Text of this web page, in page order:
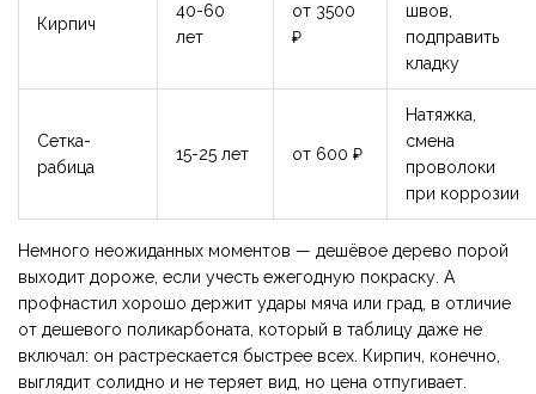
Кирпич
40-60
лет
от 3500
₽
швов,
подправить
кладку
Сетка-
рабица
15-25 лет от 600 ₽
Натяжка,
смена
проволоки
при коррозии
Немного неожиданных моментов — дешёвое дерево порой
выходит дороже, если учесть ежегодную покраску. А
профнастил хорошо держит удары мяча или град, в отличие
от дешевого поликарбоната, который в таблицу даже не
включал: он растрескается быстрее всех. Кирпич, конечно,
выглядит солидно и не теряет вид, но цена отпугивает.